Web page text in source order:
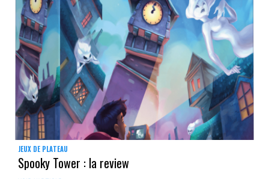
JEUX DE PLATEAU
Spooky Tower : la review